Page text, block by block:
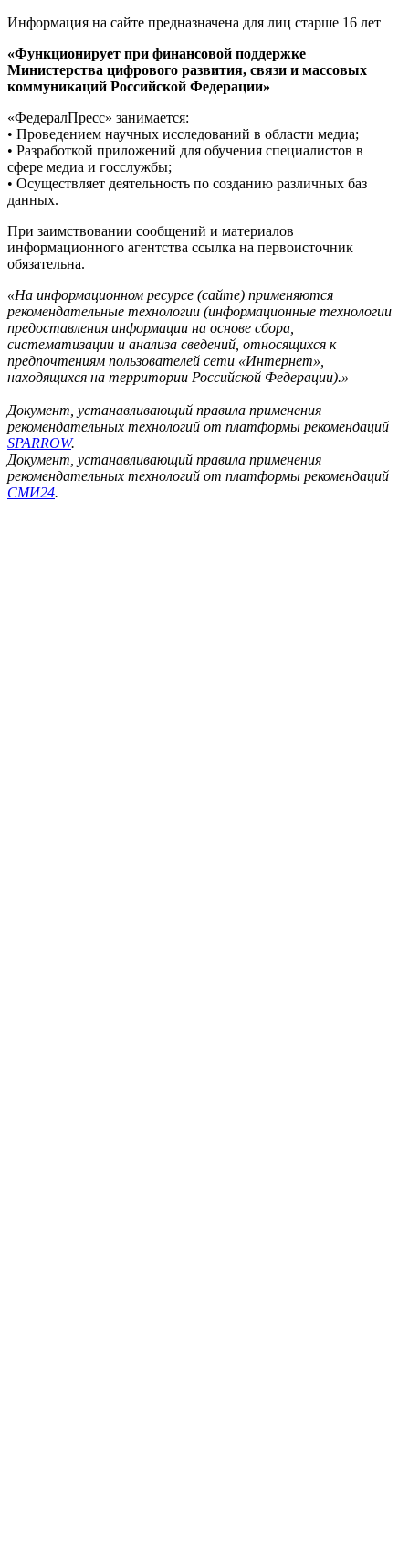
Информация на сайте предназначена для лиц старше 16 лет
«Функционирует при финансовой поддержке
Министерства цифрового развития, связи и массовых
коммуникаций Российской Федерации»
«ФедералПресс» занимается:
• Проведением научных исследований в области медиа;
• Разработкой приложений для обучения специалистов в
сфере медиа и госслужбы;
• Осуществляет деятельность по созданию различных баз
данных.
При заимствовании сообщений и материалов
информационного агентства ссылка на первоисточник
обязательна.
«На информационном ресурсе (сайте) применяются
рекомендательные технологии (информационные технологии
предоставления информации на основе сбора,
систематизации и анализа сведений, относящихся к
предпочтениям пользователей сети «Интернет»,
находящихся на территории Российской Федерации).»
Документ, устанавливающий правила применения
рекомендательных технологий от платформы рекомендаций
SPARROW.
Документ, устанавливающий правила применения
рекомендательных технологий от платформы рекомендаций
СМИ24.